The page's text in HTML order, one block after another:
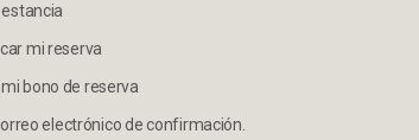
mi reserva
bono de reserva
electrónico de confirmación.